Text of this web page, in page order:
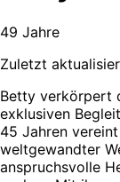
49 Jahre
Zuletzt
Betty verkörpert
exklusiven
45 Jahren
weltgewandter
anspruchsvolle